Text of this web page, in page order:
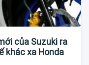
của Suzuki ra
khác xa Honda